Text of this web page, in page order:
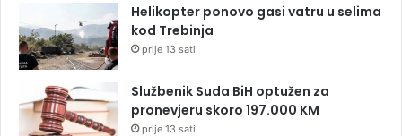
Helikopter ponovo gasi vatru u selima
kod Trebinja
prije 13 sati
Službenik Suda BiH optužen za
pronevjeru skoro 197.000 KM
prije 13 sati